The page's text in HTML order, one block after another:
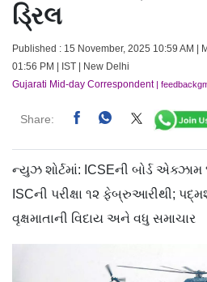
ડ્રિલ
Published : 15 November, 2025 10:59 AM |
01:56 PM | IST | New Delhi
Gujarati Mid-day Correspondent|
Share:
ન્યુઝ શોર્ટમાં: ICSEની બોર્ડ
ISCની પરીક્ષા ૧૨ ફેબ્રુઆરીથી;
વૃક્ષમાતાની વિદાય અને વધુ સમાચાર